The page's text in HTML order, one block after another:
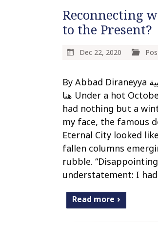
Reconnecting
to the Present?
Dec 22, 2020
By Abbad Diraneyya لتقرأ المقال باللغة العربية
هنا Under a hot October sun, from which I
had nothing but a
my face, the famous
Eternal City looked
fallen columns
rubble.
understatement: I
Read more